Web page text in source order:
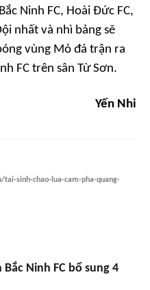
Ninh FC, Hoài Đức FC,
nhất và nhì bảng sẽ
vùng Mỏ đá trận ra
FC trên sân Từ Sơn.
Yến Nhi
sinh-chao-lua-cam-pha-quang-
Bắc Ninh FC bổ sung 4